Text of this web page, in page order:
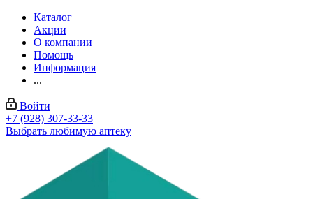
Каталог
Акции
О компании
Помощь
Информация
...
Войти
+7 (928) 307-33-33
Выбрать любимую аптеку